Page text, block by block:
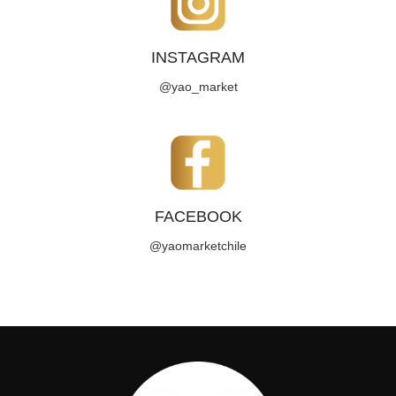
INSTAGRAM
@yao_market
FACEBOOK
@yaomarketchile